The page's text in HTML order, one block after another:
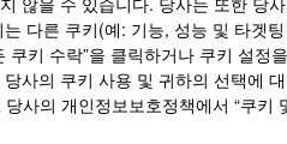
다른 쿠키(예: 기능, 성능 및 타겟
쿠키 수락”을 클릭하거나 쿠키 설정
사의 쿠키 사용 및 귀하의 선택에
당사의 개인정보보호정책에서 “쿠키